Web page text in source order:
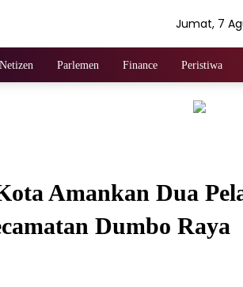
Jumat, 7
Parlemen Finance Peristiwa
Amankan Dua
Dumbo Raya